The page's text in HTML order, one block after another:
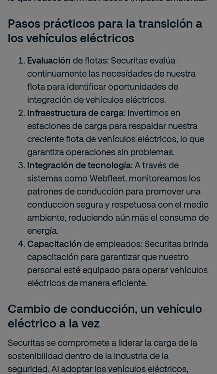
Pasos prácticos para la transición a
los vehículos eléctricos
Evaluación de flotas: Securitas evalúa
continuamente las necesidades de nuestra
flota para identificar oportunidades de
integración de vehículos eléctricos.
Infraestructura de carga: Invertimos en
estaciones de carga para respaldar nuestra
creciente flota de vehículos eléctricos, lo que
garantiza operaciones sin problemas.
Integración de tecnología: A través de
sistemas como Webfleet, monitoreamos los
patrones de conducción para promover una
conducción segura y respetuosa con el medio
ambiente, reduciendo aún más el consumo de
energía.
Capacitación de empleados: Securitas brinda
capacitación para garantizar que nuestro
personal esté equipado para operar vehículos
eléctricos de manera eficiente.
Cambio de conducción, un vehículo
eléctrico a la vez
Securitas se compromete a liderar la carga de la
sostenibilidad dentro de la industria de la
seguridad. Al adoptar los vehículos eléctricos,